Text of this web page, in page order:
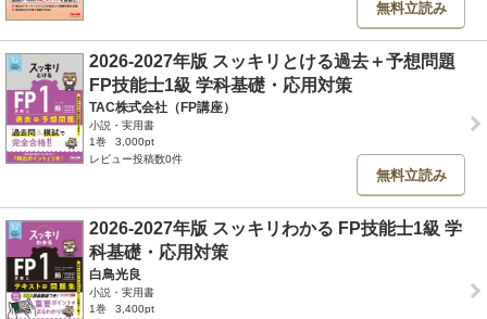
無料立読み
2026-2027年版 スッキリとける過去＋予想問題
FP技能士1級 学科基礎・応用対策
TAC株式会社（FP講座）
小説・実用書
1巻
3,000pt
レビュー投稿数0件
無料立読み
2026-2027年版 スッキリわかる FP技能士1級 学
科基礎・応用対策
白鳥光良
小説・実用書
1巻
3,400pt